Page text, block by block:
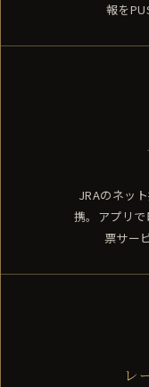
報を
JRAのネッ
携。アプリ
票サー
レ